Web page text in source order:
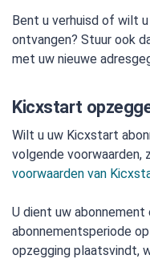
Bent u verhuisd of wilt
ontvangen? Stuur ook
met uw nieuwe
Kicxstart
Wilt u uw Kicxstart
volgende voorwaarden,
voorwaarden van
U dient uw abonnement
abonnementsperiode
opzegging plaatsvindt,